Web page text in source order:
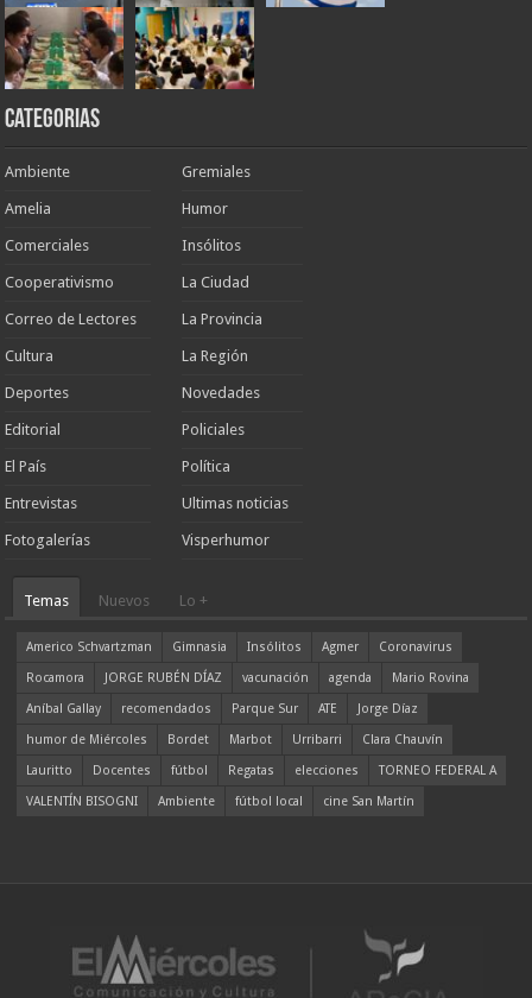
Categorias
Ambiente
Amelia
Comerciales
Cooperativismo
Correo de Lectores
Cultura
Deportes
Editorial
El País
Entrevistas
Fotogalerías
Gremiales
Humor
Insólitos
La Ciudad
La Provincia
La Región
Novedades
Policiales
Política
Ultimas noticias
Visperhumor
Temas Nuevos Lo +
Americo Schvartzman Gimnasia Insólitos Agmer
Coronavirus
Rocamora
JORGE RUBÉN DÍAZ vacunación agenda
Mario Rovina
Aníbal Gallay
recomendados Parque Sur ATE
Jorge Díaz
humor de Miércoles
Bordet Marbot Urribarri
Clara Chauvín
Lauritto
Docentes fútbol Regatas elecciones
TORNEO FEDERAL A
VALENTÍN BISOGNI
Ambiente fútbol local cine San Martín